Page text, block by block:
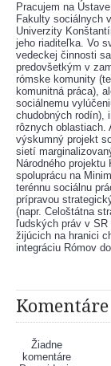
Pracujem na
Fakulty sociálnych
Univerzity
jeho riaditeľka. Vo
vedeckej činnosti
predovšetkým v
rómske komunity
komunitná práca),
sociálnemu
chudobných rodín),
rôznych oblastiach.
výskumný projekt
sietí
Národného
spoluprácu na
terénnu sociálnu
prípravou
(napr. Celoštátna
ľudských práv v
žijúcich na hranici
integráciu Rómov
Komentáre
Žiadne
komentáre